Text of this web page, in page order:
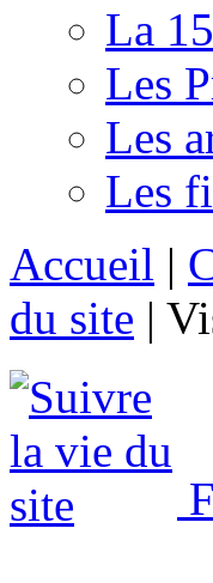
La 15
Les
Les
Les
Accueil |
du site |